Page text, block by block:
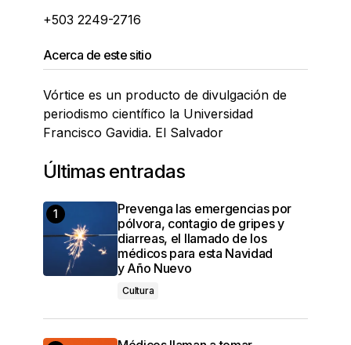
+503 2249-2716
Acerca de este sitio
Vórtice es un producto de divulgación de
periodismo científico la Universidad
Francisco Gavidia. El Salvador
Últimas entradas
Prevenga las emergencias por
pólvora, contagio de gripes y
diarreas, el llamado de los
médicos para esta Navidad
y Año Nuevo
Cultura